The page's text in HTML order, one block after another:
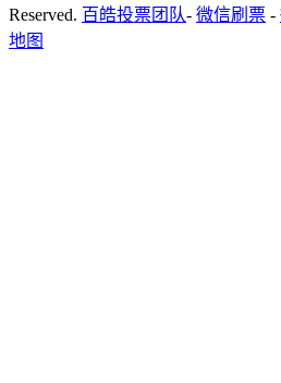
Reserved. 百皓投票团队- 微信刷票 -
地图